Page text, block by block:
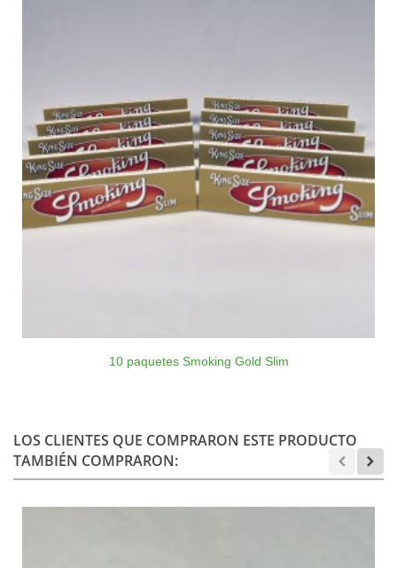
10 paquetes Smoking Gold Slim
LOS CLIENTES QUE COMPRARON ESTE PRODUCTO
TAMBIÉN COMPRARON: